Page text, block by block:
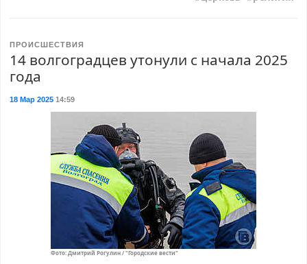
ПРОИСШЕСТВИЯ
14 волгоградцев утонули с начала 2025
года
18 Мар 202514:59
Фото: Дмитрий Рогулин / "Городские вести"